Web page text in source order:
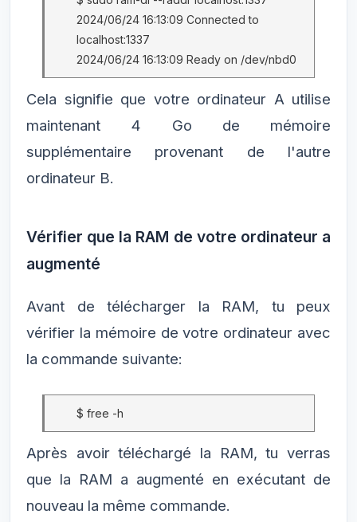
2024/06/24 16:13:09 Connected to
localhost:1337
2024/06/24 16:13:09 Ready on /dev/nbd0
Cela signifie que votre ordinateur A utilise
maintenant 4 Go de mémoire
supplémentaire provenant de l'autre
ordinateur B.
Vérifier que la RAM de votre ordinateur a
augmenté
Avant de télécharger la RAM, tu peux
vérifier la mémoire de votre ordinateur avec
la commande suivante:
$ free -h
Après avoir téléchargé la RAM, tu verras
que la RAM a augmenté en exécutant de
nouveau la même commande.